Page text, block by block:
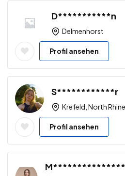
D***********n
Delmenhorst
Profil ansehen
S************r
Krefeld, North
Profil ansehen